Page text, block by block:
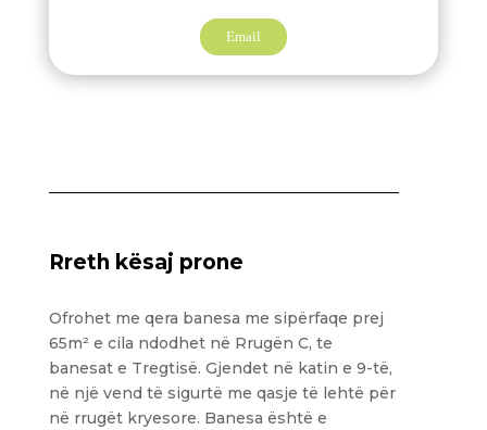
Email
Rreth kësaj prone
Ofrohet me qera banesa me sipërfaqe prej
65m² e cila ndodhet në Rrugën C, te
banesat e Tregtisë. Gjendet në katin e 9-të,
në një vend të sigurtë me qasje të lehtë për
në rrugët kryesore. Banesa është e